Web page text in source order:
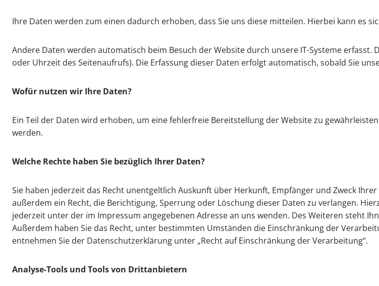
Ihre Daten werden zum einen dadurch erhoben, dass Sie uns diese mitteilen. Hierbei kann es
Andere Daten werden automatisch beim Besuch der Website durch unsere IT-Systeme
oder Uhrzeit des Seitenaufrufs). Die Erfassung dieser Daten erfolgt automatisch, sobald Sie
Wofür nutzen wir Ihre Daten?
Ein Teil der Daten wird erhoben, um eine fehlerfreie Bereitstellung der Website zu
werden.
Welche Rechte haben Sie bezüglich Ihrer Daten?
Sie haben jederzeit das Recht unentgeltlich Auskunft über Herkunft, Empfänger und Zweck
außerdem ein Recht, die Berichtigung, Sperrung oder Löschung dieser Daten zu verlangen.
jederzeit unter der im Impressum angegebenen Adresse an uns wenden. Des Weiteren steht
Außerdem haben Sie das Recht, unter bestimmten Umständen die Einschränkung der
entnehmen Sie der Datenschutzerklärung unter „Recht auf Einschränkung der Verarbeitung“.
Analyse-Tools und Tools von Drittanbietern